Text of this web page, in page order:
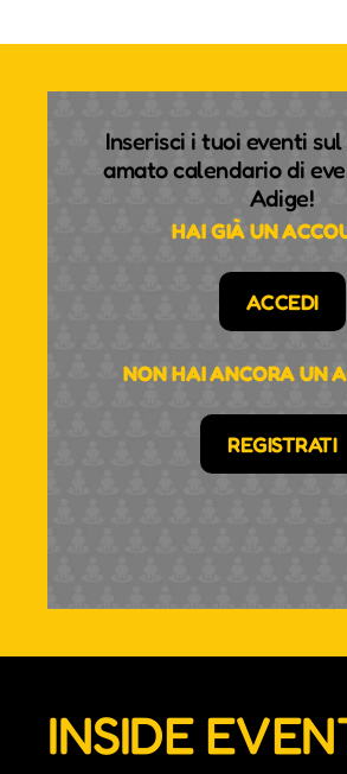
Inserisci i tuoi eventi
amato calendario di
Adige!
HAI GIÀ UN
ACCEDI
NON HAI ANCORA UN
REGISTRATI
INSIDE